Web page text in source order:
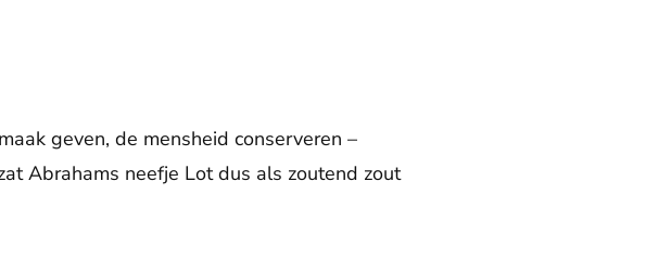
geven, de mensheid conserveren –
Abrahams neefje Lot dus als zoutend zout